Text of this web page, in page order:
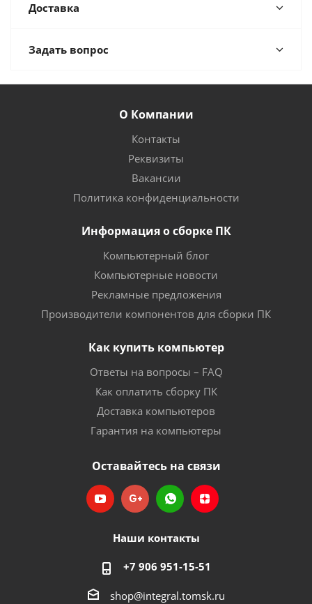
Доставка
Задать вопрос
О Компании
Контакты
Реквизиты
Вакансии
Политика конфиденциальности
Информация о сборке ПК
Компьютерный блог
Компьютерные новости
Рекламные предложения
Производители компонентов для сборки ПК
Как купить компьютер
Ответы на вопросы – FAQ
Как оплатить сборку ПК
Доставка компьютеров
Гарантия на компьютеры
Оставайтесь на связи
Наши контакты
+7 906 951-15-51
shop@integral.tomsk.ru